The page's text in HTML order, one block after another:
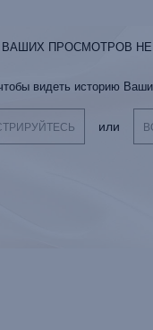
ВАШИХ ПРОСМОТРОВ НЕ
видеть историю
или